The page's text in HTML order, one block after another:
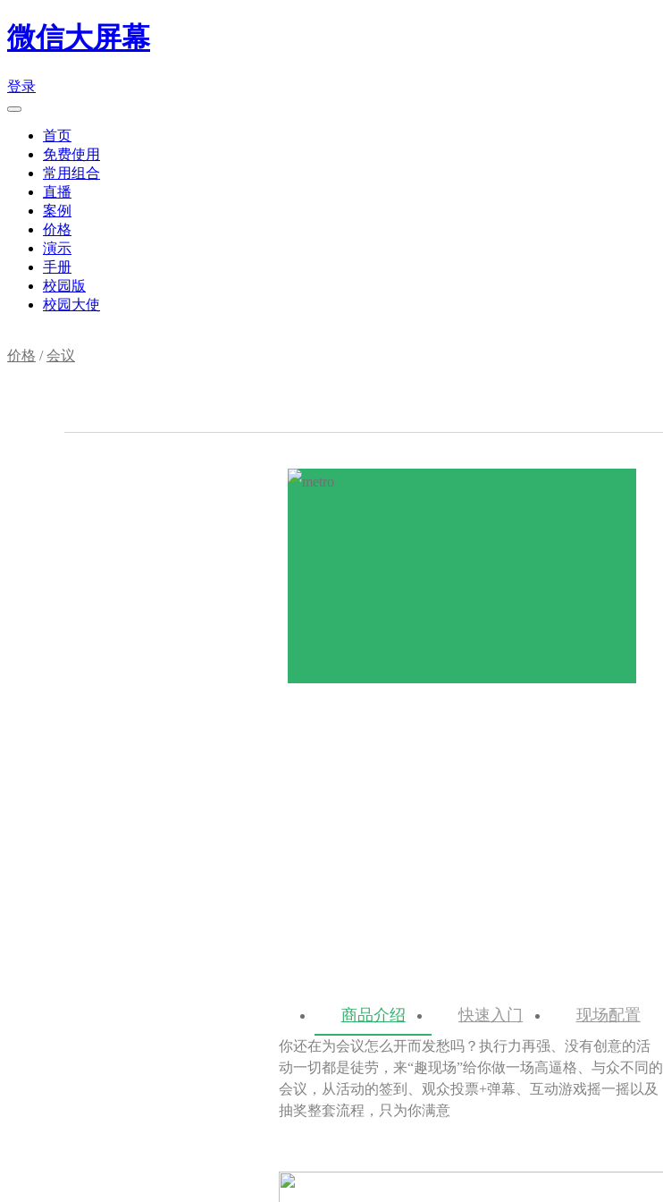
微信大屏幕
登录
首页
免费使用
常用组合
直播
案例
价格
演示
手册
校园版
校园大使
价格 /会议
商品介绍 快速入门 现场配置
你还在为会议怎么开而发愁吗？执行力再强、没有创意的活
动一切都是徒劳，来“趣现场”给你做一场高逼格、与众不同的
会议，从活动的签到、观众投票+弹幕、互动游戏摇一摇以及
抽奖整套流程，只为你满意